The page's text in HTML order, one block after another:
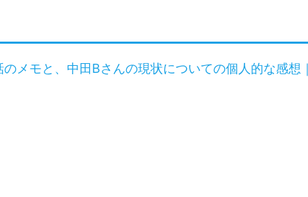
メモと、中田Bさんの現状についての個人的な感想